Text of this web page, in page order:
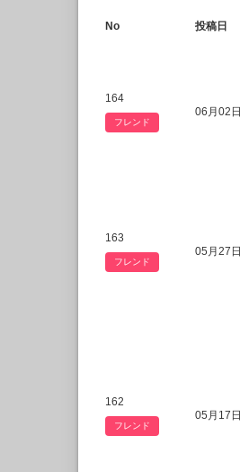
No 投稿日
164
フレンド
06月02日
163
フレンド
05月27日
162
フレンド
05月17日